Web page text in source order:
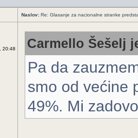
Naslov: Re: Glasanje za nacionalne stranke
20:48
Carmello Šešelj
Pa da
smo od većine
49%. Mi